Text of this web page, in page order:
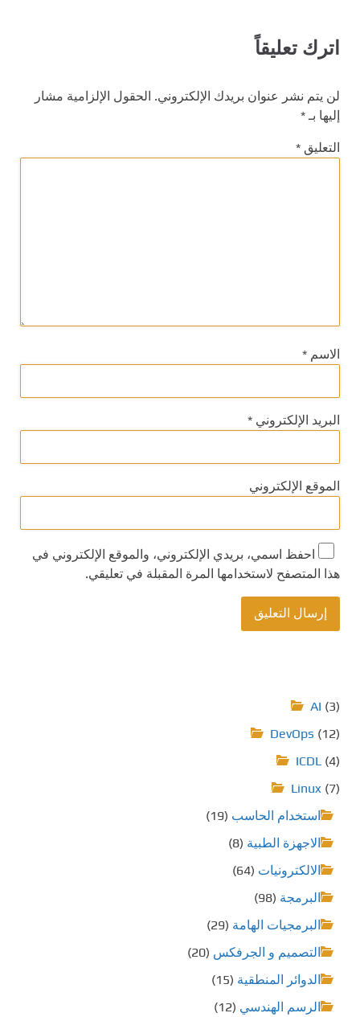
اترك تعليقاً
لن يتم نشر عنوان بريدك الإلكتروني. الحقول الإلزامية مشار
إليها بـ*
التعليق *
الاسم *
البريد الإلكتروني *
الموقع الإلكتروني
احفظ اسمي، بريدي الإلكتروني، والموقع الإلكتروني في
هذا المتصفح لاستخدامها المرة المقبلة في تعليقي.
AI (3)
DevOps (12)
ICDL (4)
Linux (7)
استخدام الحاسب (19)
الاجهزة الطبية (8)
الالكترونيات (64)
البرمجة (98)
البرمجيات الهامة (29)
التصميم و الجرفكس (20)
الدوائر المنطقية (15)
الرسم الهندسي (12)